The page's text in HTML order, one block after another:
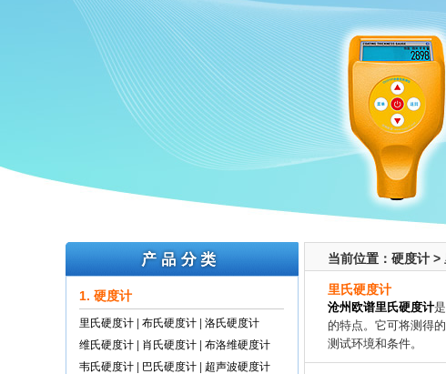
1. 硬度计
里氏硬度计 布氏硬度计
洛氏硬度计
维氏硬度计
肖氏硬度计
布洛维硬度计
韦氏硬度计
巴氏硬度计
超声波硬度计
当前位置： 硬度计 >
里氏硬度计
沧州欧谱里氏硬度计
的特点。它可将测得
测试环境和条件。